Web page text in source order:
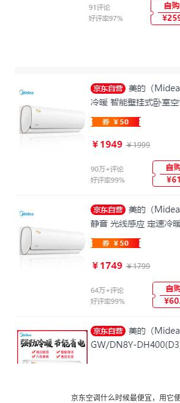
京东空调什么时候最便宜，用它